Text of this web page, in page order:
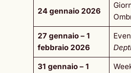
24 gennaio 2026
27 gennaio – 1
febbraio 2026
31 gennaio – 1